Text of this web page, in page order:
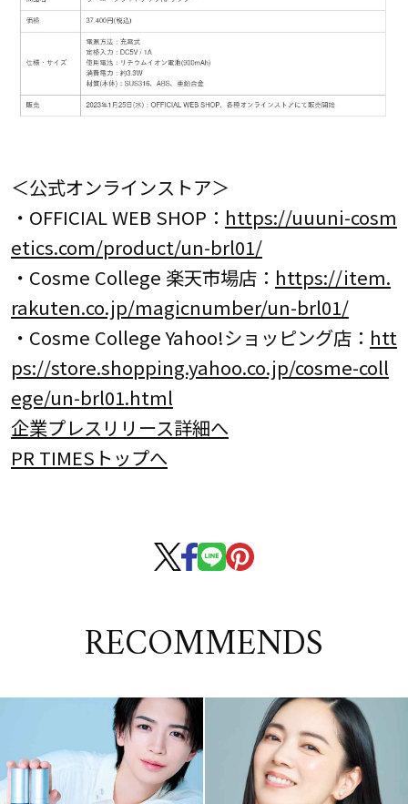
＜公式オンラインストア＞
・OFFICIAL WEB SHOP： https://uuuni-cosm
etics.com/product/un-brl01/
・Cosme College 楽天市場店： https://item.
rakuten.co.jp/magicnumber/un-brl01/
・Cosme College Yahoo!ショッピング店： htt
ps://store.shopping.yahoo.co.jp/cosme-coll
ege/un-brl01.html
企業プレスリリース詳細へ
PR TIMESトップへ
RECOMMENDS